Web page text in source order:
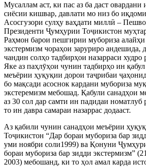
Мусаллам аст, ки пас аз ба даст
сиёсии кишвар, давлати мо низ бо
Асосгузори сулҳу ваҳдати миллӣ –
Президенти Ҷумҳурии Тоҷикистон
Раҳмон барои пешгирии мубориза алайҳи
экстермизм чораҳои заруриро андешида,
чандин солҳо тадбирҳои назарраси худро
Яке аз паҳлӯҳои чунин тадбирҳо ин
меъёрии ҳуқуқии дорои таҷрибаи
бо мақсади асоснок кардани мубориза
экстеремизм мебошад. Қабули санадҳои
аз 30 сол дар самти ин падидаи номатлуб
то ин давра самараи назаррас додааст.
Аз қабили чунин санадҳои меъёрии
Тоҷикистон “Дар бораи мубориза бар
уми ноябри соли1999) ва Қонуни
бораи мубориза бар зидди экстермизм”
2003) мебошанд, ки то ҳол амал карда